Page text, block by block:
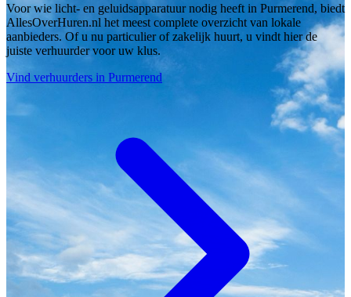
Voor wie licht- en geluidsapparatuur nodig heeft in Purmerend, biedt
AllesOverHuren.nl het meest complete overzicht van lokale
aanbieders. Of u nu particulier of zakelijk huurt, u vindt hier de
juiste verhuurder voor uw klus.
Vind verhuurders in Purmerend